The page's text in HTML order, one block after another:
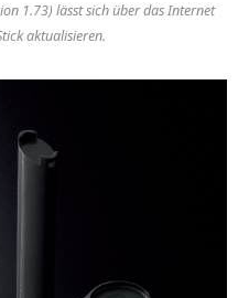
1.73) lässt sich über das Internet
aktualisieren.